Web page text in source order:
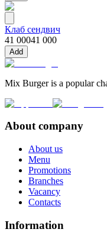
Клаб сендвич
41 00041 000
Add
Mix Burger is a popular
About company
About us
Menu
Promotions
Branches
Vacancy
Contacts
Information